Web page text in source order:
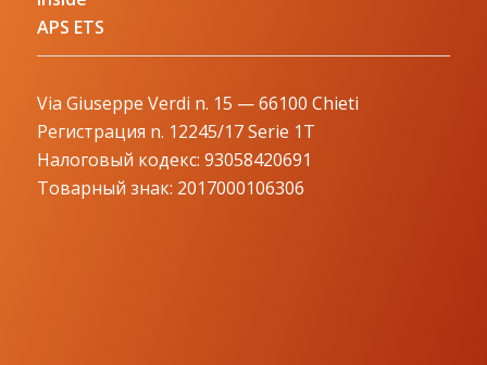
APS ETS
Via Giuseppe Verdi n. 15 — 66100 Chieti
Регистрация n. 12245/17 Serie 1T
Налоговый кодекс: 93058420691
Товарный знак: 2017000106306